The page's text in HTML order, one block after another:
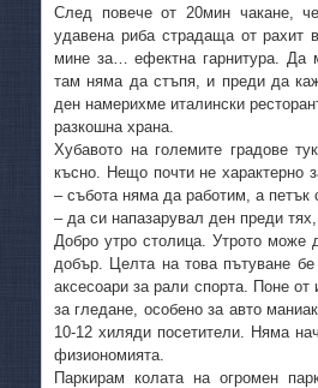
След повече от 20мин чакане,
удавена риба страдаща от рахит
мине за… ефектна гарнитура. Да
там няма да стъпя, и преди да
ден намерихме италински
разкошна храна.
Хубавото на големите градове
късно. Нещо почти не характерно
– събота няма да работим, а
– да си напазарувал ден преди тях,
Добро утро столица. Утрото може
добър. Целта на това пътуване
аксесоари за рали спорта. Поне
за гледане, особено за авто
10-12 хиляди посетители. Няма
физиономията.
Паркирам колата на огромен